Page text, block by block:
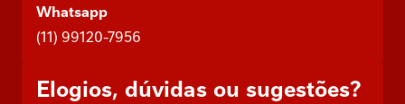
Whatsapp
(11) 99120-7956
Elogios, dúvidas ou sugestões?